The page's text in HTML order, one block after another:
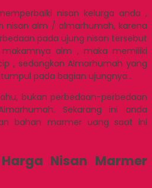
nisan kelurga anda ,
nisan alm / almarhumah, karena
pada ujung nisan tersebut
alm , maka memiliki
, sedangkan Almarhumah yang
pada bagian ujungnya .
bukan perbedaan-perbedaan
Sekarang ini anda
bahan marmer uang saat ini
Nisan Marmer